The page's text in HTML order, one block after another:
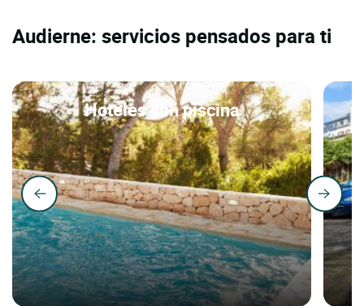
Audierne: servicios pensados para ti
Hoteles con piscina